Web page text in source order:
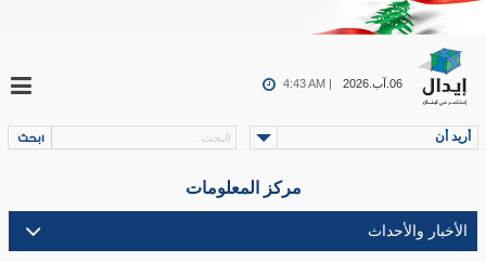
06.آب.2026 4:43 AM |
أريد أن
مركز المعلومات